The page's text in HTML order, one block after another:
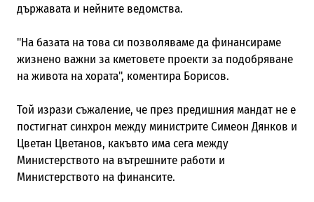
държавата и нейните ведомства.
"На базата на това си позволяваме да финансираме
жизнено важни за кметовете проекти за подобряване
на живота на хората", коментира Борисов.
Той изрази съжаление, че през предишния мандат не е
постигнат синхрон между министрите Симеон Дянков и
Цветан Цветанов, какъвто има сега между
Министерството на вътрешните работи и
Министерството на финансите.